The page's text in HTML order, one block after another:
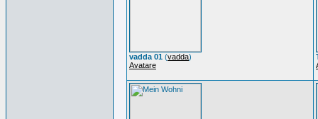
vadda 01 (vadda)
Avatare